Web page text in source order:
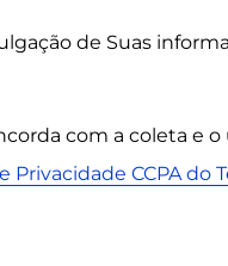
de Suas
com a coleta e
Privacidade CCPA do